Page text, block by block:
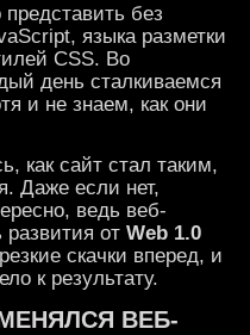
без
языка разметки
CSS. Во
день сталкиваемся
и не знаем, как они
как сайт стал таким,
Даже если нет,
ведь веб-
от Web 1.0
скачки вперед, и
к результату.
ВЕБ-